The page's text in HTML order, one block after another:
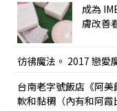
成為
膚改善
彷彿魔法。 2017 戀愛
台南老字號飯店《阿
軟和黏稠（內有和阿霞